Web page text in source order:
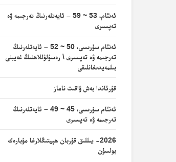
ئەنئام، 53 ~ 59 – ئايەتلەرنىڭ تەرجىمە ۋە
تەپسىرى
ئەنئام سۈرىسى، 50 ~ 52 – ئايەتلەرنىڭ
تەرجىمە ۋە تەپسىرى \ رەسۇلۇللاھنىڭ غەيبنى
بىلمەيدىغانلىقى
قۇرئاندا بەش ۋاقىت ناماز
ئەنئام سۈرىسى، 45 ~ 49 – ئايەتلەرنىڭ
تەرجىمە ۋە تەپسىرى
2026- يىللىق قۇربان ھېيتىڭلارغا مۇبارەك
بولسۇن